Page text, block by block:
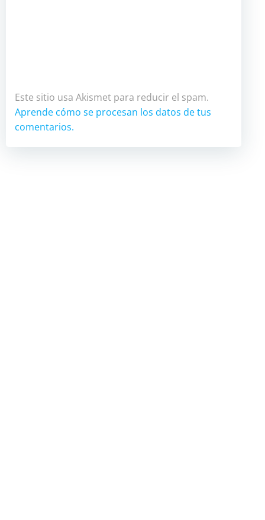
Este sitio usa Akismet para reducir el spam.
Aprende cómo se procesan los datos de tus
comentarios.